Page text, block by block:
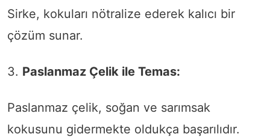
Sirke, kokuları nötralize ederek kalıcı bir
çözüm sunar.
3. Paslanmaz Çelik ile Temas:
Paslanmaz çelik, soğan ve sarımsak
kokusunu gidermekte oldukça başarılıdır.